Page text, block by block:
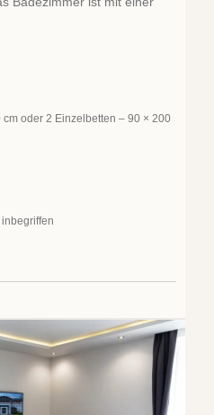
oder 2 Einzelbetten – 90 × 200